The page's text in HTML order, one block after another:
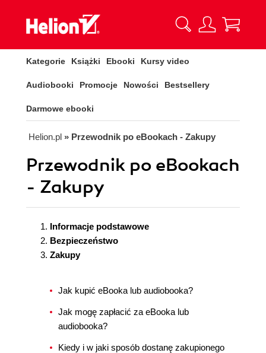
Kategorie Książki Ebooki Kursy video
Audiobooki Promocje Nowości Bestsellery
Darmowe ebooki
Helion.pl » Przewodnik po eBookach - Zakupy
Przewodnik po eBookach
- Zakupy
Informacje podstawowe
Bezpieczeństwo
Zakupy
Jak kupić eBooka lub audiobooka?
Jak mogę zapłacić za eBooka lub
audiobooka?
Kiedy i w jaki sposób dostanę zakupionego